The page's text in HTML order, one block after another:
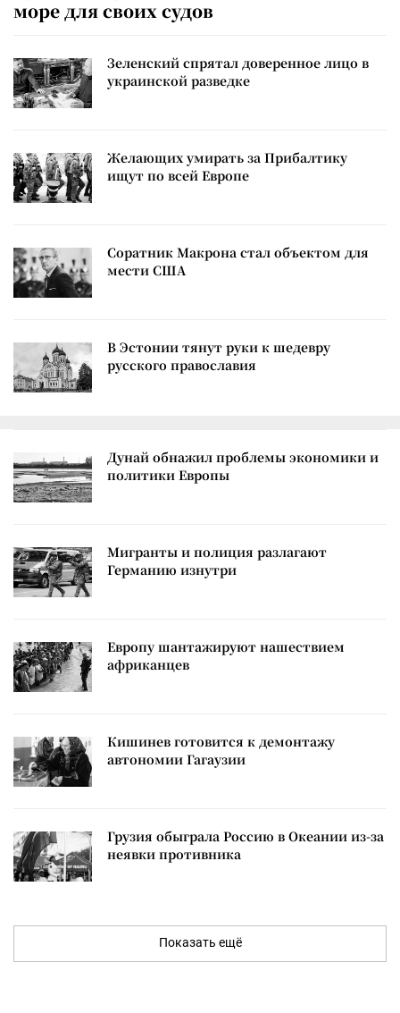
море для своих судов
Зеленский спрятал доверенное лицо в
украинской разведке
Желающих умирать за Прибалтику
ищут по всей Европе
Соратник Макрона стал объектом для
мести США
В Эстонии тянут руки к шедевру
русского православия
Дунай обнажил проблемы экономики и
политики Европы
Мигранты и полиция разлагают
Германию изнутри
Европу шантажируют нашествием
африканцев
Кишинев готовится к демонтажу
автономии Гагаузии
Грузия обыграла Россию в Океании из-за
неявки противника
Показать ещё